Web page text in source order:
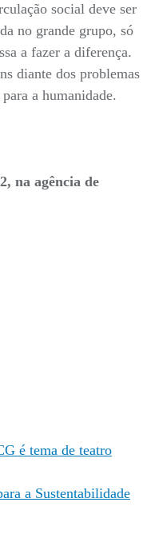
social deve ser
no grande grupo, só
a fazer a diferença.
diante dos problemas
a humanidade.
na agência de
é tema de teatro
a Sustentabilidade